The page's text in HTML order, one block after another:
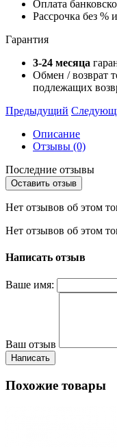
Оплата
Рассрочка без %
Гарантия
3-24 месяца
Обмен / возврат
подлежащих
Предыдущий
Описание
Отзывы (0)
Последние отзывы
Оставить отзыв
Нет отзывов об этом
Нет отзывов об этом
Написать отзыв
Ваше имя:
Ваш отзыв
Написать
Похожие товары